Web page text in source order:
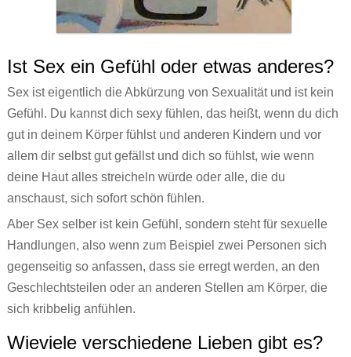
Ist Sex ein Gefühl oder etwas anderes?
Sex ist eigentlich die Abkürzung von Sexualität und ist kein
Gefühl. Du kannst dich sexy fühlen, das heißt, wenn du dich
gut in deinem Körper fühlst und anderen Kindern und vor
allem dir selbst gut gefällst und dich so fühlst, wie wenn
deine Haut alles streicheln würde oder alle, die du
anschaust, sich sofort schön fühlen.
Aber Sex selber ist kein Gefühl, sondern steht für sexuelle
Handlungen, also wenn zum Beispiel zwei Personen sich
gegenseitig so anfassen, dass sie erregt werden, an den
Geschlechtsteilen oder an anderen Stellen am Körper, die
sich kribbelig anfühlen.
Wieviele verschiedene Lieben gibt es?